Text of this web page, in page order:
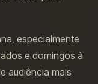
especialmente
e domingos à
audiência mais